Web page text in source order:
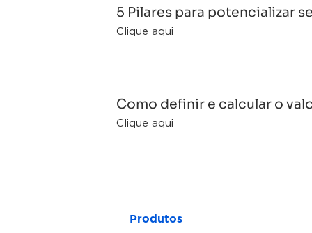
5 Pilares para potencializar
Clique aqui
Como definir e calcular o
Clique aqui
Produtos